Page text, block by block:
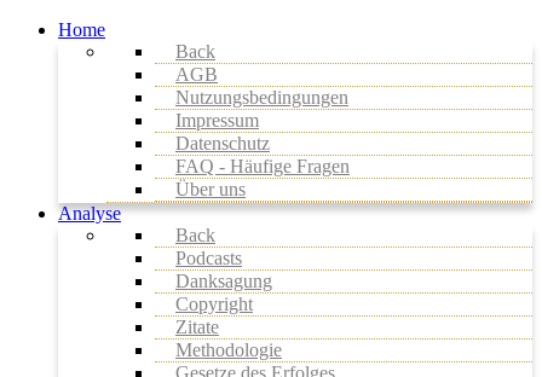
Home
Back
AGB
Nutzungsbedingungen
Impressum
Datenschutz
FAQ - Häufige Fragen
Über uns
Analyse
Back
Podcasts
Danksagung
Copyright
Zitate
Methodologie
Gesetze des Erfolges